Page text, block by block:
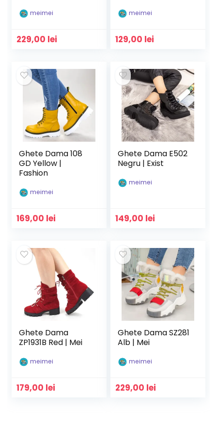
meimei
229,00 lei
meimei
129,00 lei
Ghete Dama 108
GD Yellow |
Fashion
meimei
169,00 lei
Ghete Dama E502
Negru | Exist
meimei
149,00 lei
Ghete Dama
ZP1931B Red | Mei
meimei
179,00 lei
Ghete Dama SZ281
Alb | Mei
meimei
229,00 lei